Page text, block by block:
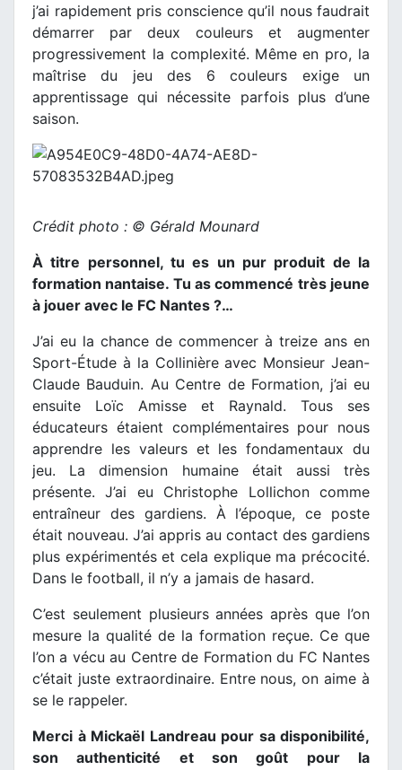
j’ai rapidement pris conscience qu’il nous faudrait
démarrer par deux couleurs et augmenter
progressivement la complexité. Même en pro, la
maîtrise du jeu des 6 couleurs exige un
apprentissage qui nécessite parfois plus d’une
saison.
Crédit photo : © Gérald Mounard
À titre personnel, tu es un pur produit de la
formation nantaise. Tu as commencé très jeune
à jouer avec le FC Nantes ?…
J’ai eu la chance de commencer à treize ans en
Sport-Étude à la Collinière avec Monsieur Jean-
Claude Bauduin. Au Centre de Formation, j’ai eu
ensuite Loïc Amisse et Raynald. Tous ses
éducateurs étaient complémentaires pour nous
apprendre les valeurs et les fondamentaux du
jeu. La dimension humaine était aussi très
présente. J’ai eu Christophe Lollichon comme
entraîneur des gardiens. À l’époque, ce poste
était nouveau. J’ai appris au contact des gardiens
plus expérimentés et cela explique ma précocité.
Dans le football, il n’y a jamais de hasard.
C’est seulement plusieurs années après que l’on
mesure la qualité de la formation reçue. Ce que
l’on a vécu au Centre de Formation du FC Nantes
c’était juste extraordinaire. Entre nous, on aime à
se le rappeler.
Merci à Mickaël Landreau pour sa disponibilité,
son authenticité et son goût pour la